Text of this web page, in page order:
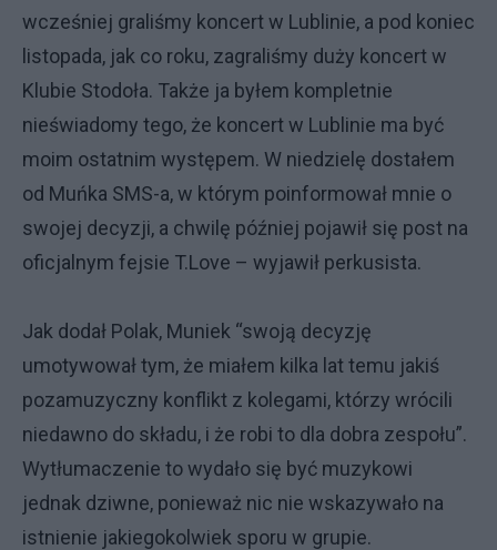
wcześniej graliśmy koncert w Lublinie, a pod koniec
listopada, jak co roku, zagraliśmy duży koncert w
Klubie Stodoła. Także ja byłem kompletnie
nieświadomy tego, że koncert w Lublinie ma być
moim ostatnim występem. W niedzielę dostałem
od Muńka SMS-a, w którym poinformował mnie o
swojej decyzji, a chwilę później pojawił się post na
oficjalnym fejsie T.Love – wyjawił perkusista.
Jak dodał Polak, Muniek “swoją decyzję
umotywował tym, że miałem kilka lat temu jakiś
pozamuzyczny konflikt z kolegami, którzy wrócili
niedawno do składu, i że robi to dla dobra zespołu”.
Wytłumaczenie to wydało się być muzykowi
jednak dziwne, ponieważ nic nie wskazywało na
istnienie jakiegokolwiek sporu w grupie.